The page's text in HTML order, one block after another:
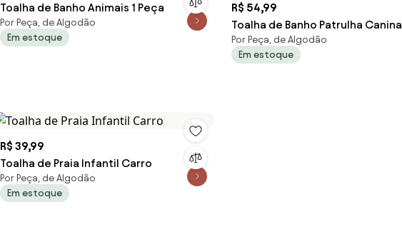
Toalha de Banho Animais 1 Peça
Por Peça, de Algodão
Em estoque
R$ 54,99
Toalha de Banho Patrulha Canina
Menina 1 Peça
Por Peça, de Algodão
Em estoque
R$ 39,99
Toalha de Praia Infantil Carro
Por Peça, de Algodão
Em estoque